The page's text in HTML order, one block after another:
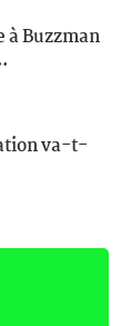
à Buzzman
va-t-